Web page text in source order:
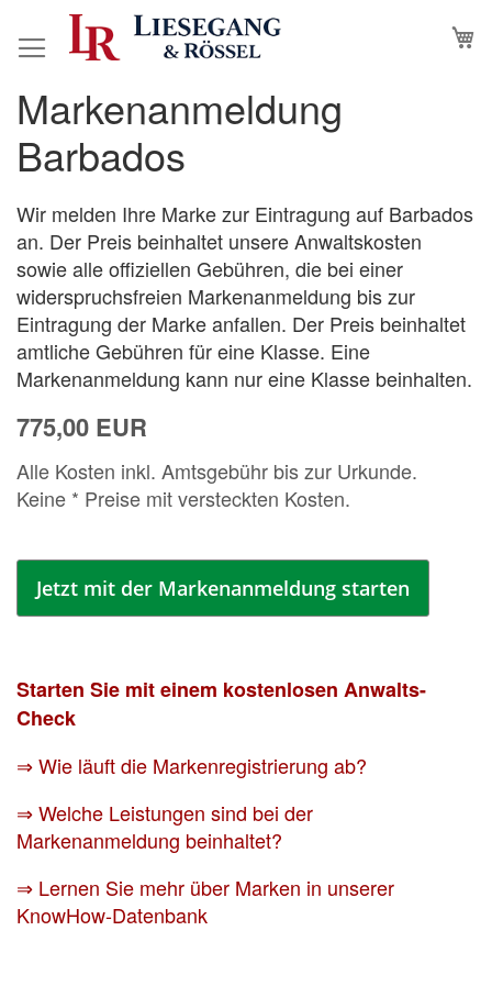
zum
Markenanmeldung
Barbados
Wir melden Ihre Marke zur Eintragung auf Barbados
an. Der Preis beinhaltet unsere Anwaltskosten
sowie alle offiziellen Gebühren, die bei einer
widerspruchsfreien Markenanmeldung bis zur
Eintragung der Marke anfallen. Der Preis beinhaltet
amtliche Gebühren für eine Klasse. Eine
Markenanmeldung kann nur eine Klasse beinhalten.
775,00 EUR
Alle Kosten inkl. Amtsgebühr bis zur Urkunde.
Keine * Preise mit versteckten Kosten.
Jetzt mit der Markenanmeldung starten
Starten Sie mit einem kostenlosen Anwalts-
Check
⇒ Wie läuft die Markenregistrierung ab?
⇒ Welche Leistungen sind bei der
Markenanmeldung beinhaltet?
⇒ Lernen Sie mehr über Marken in unserer
KnowHow-Datenbank
Zum
Ende
der
Bildergalerie
springen
Zum
Anfang
der
Bildergalerie
springen